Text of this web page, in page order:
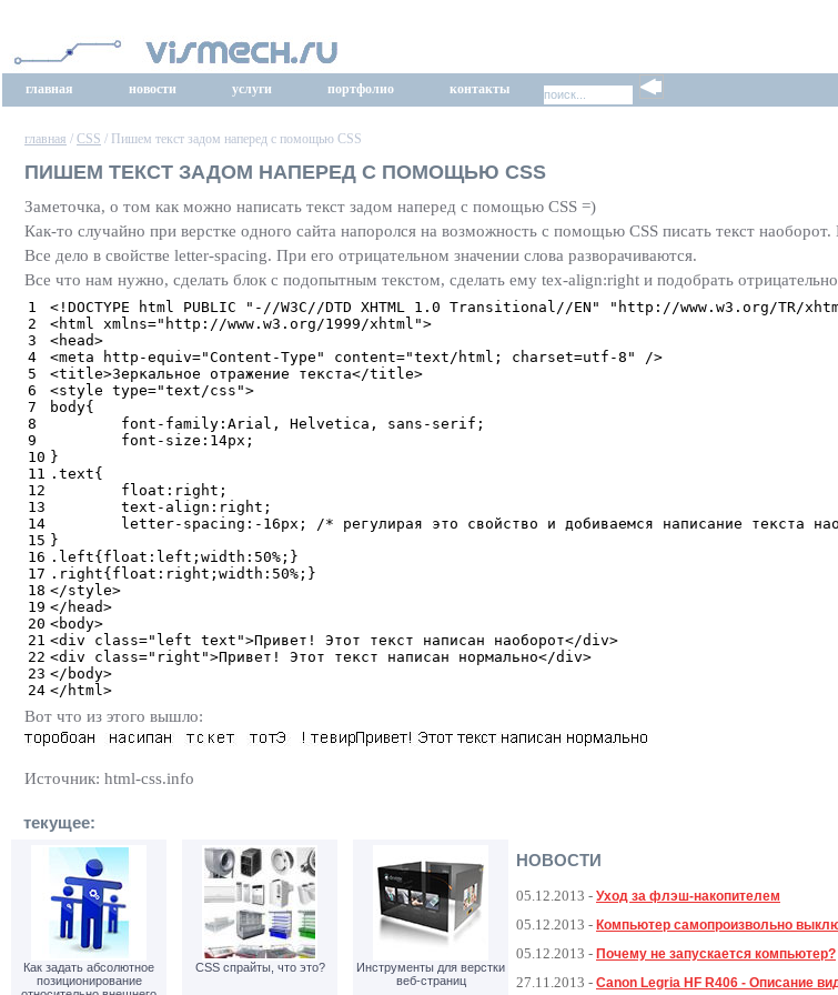
главная новости услуги портфолио контакты
главная / CSS / Пишем текст задом наперед с помощью CSS
ПИШЕМ ТЕКСТ ЗАДОМ НАПЕРЕД С ПОМОЩЬЮ CSS
Заметочка, о том как можно написать текст задом наперед с помощью CSS =)
Как-то случайно при верстке одного сайта напоролся на возможность с помощью CSS писать текст
Все дело в свойстве letter-spacing. При его отрицательном значении слова разворачиваются.
Все что нам нужно, сделать блок с подопытным текстом, сделать ему tex-align:right и подобрать
1
2
3
4
5
6
7
8
9
10
11
12
13
14
15
16
17
18
19
20
21
22
23
24
<!DOCTYPE html PUBLIC "-//W3C//DTD XHTML 1.0 Transitional//EN" "http://www.w3.org/TR/
<html xmlns="http://www.w3.org/1999/xhtml">
<head>
<meta http-equiv="Content-Type" content="text/html; charset=utf-8" />
<title>Зеркальное отражение текста</title>
<style type="text/css">
body{
	font-family:Arial, Helvetica, sans-serif;
	font-size:14px;
}
.text{
	float:right;
	text-align:right;
letter-spacing:-16px; /* регулирая это свойство и добиваемся написание текста
}
.left{float:left;width:50%;}
.right{float:right;width:50%;}
</style>
</head>
<body>
<div class="left text">Привет! Этот текст написан наоборот</div>
<div class="right">Привет! Этот текст написан нормально</div>
</body>
</html>
Вот что из этого вышло:
Источник: html-css.info
текущее:
Как задать абсолютное
позиционирование
CSS спрайты, что это?
Инструменты для верстки
веб-страниц
НОВОСТИ
05.12.2013 - Уход за флэш-накопителем
05.12.2013 - Компьютер самопроизвольно
05.12.2013 - Почему не запускается компьютер?
27.11.2013 - Canon Legria HF R406 - Описание